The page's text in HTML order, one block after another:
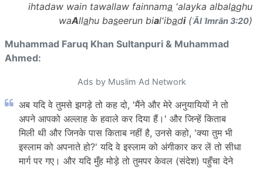
ihtadaw wain tawallaw fainnama 'alayka albalaghu
waAllahu baseerun bial'ibadi(ʾĀl ʿImrān 3:20)
Muhammad Faruq Khan Sultanpuri & Muhammad
Ahmed:
Ads by Muslim Ad Network
अब यदि वे तुमसे झगड़े तो कह दो, 'मैंने और मेरे अनुयायियों ने तो
अपने आपको अल्लाह के हवाले कर दिया हैं।' और जिन्हें किताब
मिली थी और जिनके पास किताब नहीं है, उनसे कहो, 'क्या तुम भी
इस्लाम को अपनाते हो?' यदि वे इस्लाम को अंगीकार कर लें तो सीधा
मार्ग पर गए। और यदि मुँह मोड़े तो तुमपर केवल (संदेश) पहुँचा देने